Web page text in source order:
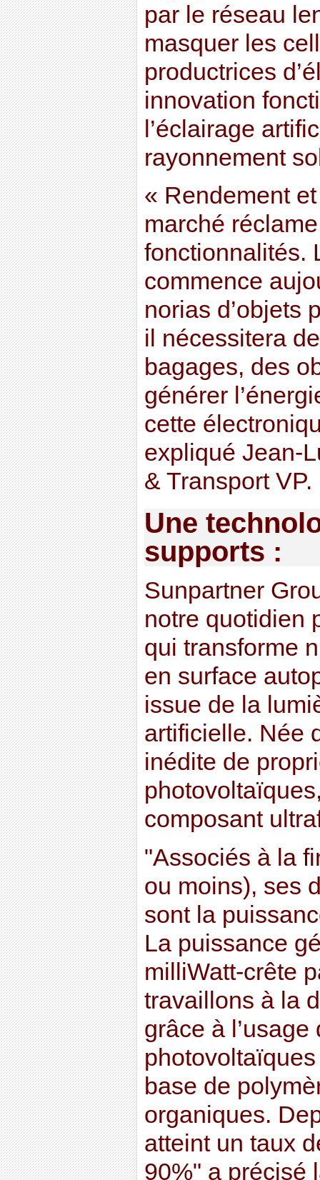
par le réseau
masquer les
productrices
innovation
l’éclairage
rayonnement
« Rendement
marché
fonctionnalités.
commence
norias d’objets
il nécessitera
bagages, des
générer
cette
expliqué Jean-
& Transport VP.
Une
supports :
Sunpartner
notre quotidien
qui transforme
en surface
issue de la
artificielle. Née
inédite de
composant
"Associés à la
ou moins), ses
sont la
La puissance
milliWatt-crête
travaillons à la
grâce à
base de
organiques.
atteint un taux
90%" a précisé